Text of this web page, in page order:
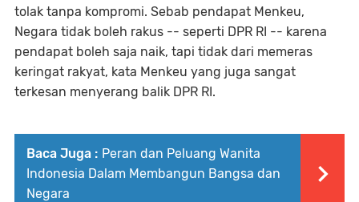
tolak tanpa kompromi. Sebab pendapat Menkeu,
Negara tidak boleh rakus -- seperti DPR RI -- karena
pendapat boleh saja naik, tapi tidak dari memeras
keringat rakyat, kata Menkeu yang juga sangat
terkesan menyerang balik DPR RI.
Baca Juga : Peran dan Peluang Wanita
Indonesia Dalam Membangun Bangsa dan
Negara